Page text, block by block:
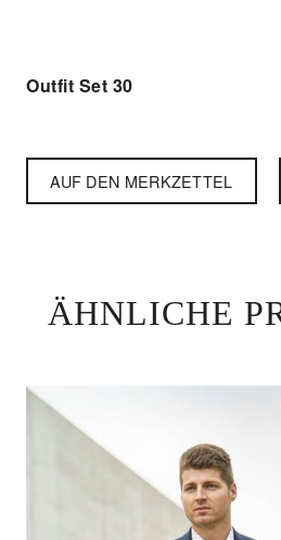
Outfit Set 30
AUF DEN MERKZETTEL
ÄHNLICHE